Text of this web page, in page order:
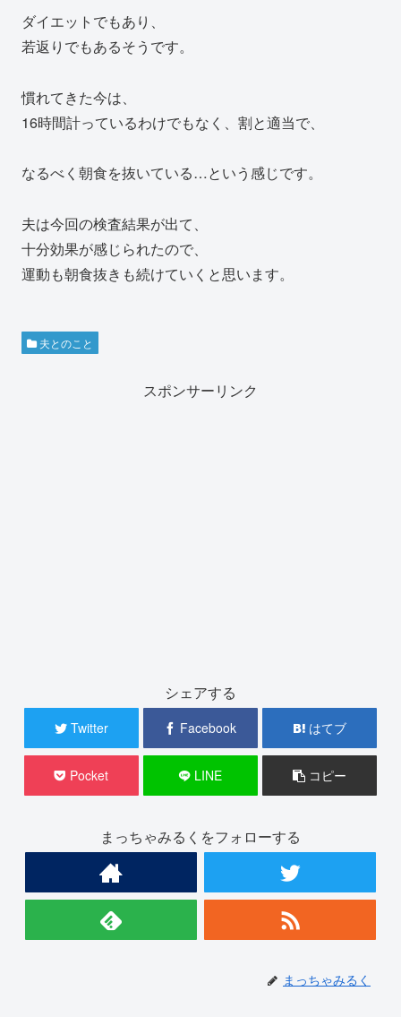
ダイエットでもあり、
若返りでもあるそうです。
慣れてきた今は、
16時間計っているわけでもなく、割と適当で、
なるべく朝食を抜いている…という感じです。
夫は今回の検査結果が出て、
十分効果が感じられたので、
運動も朝食抜きも続けていくと思います。
夫とのこと
スポンサーリンク
シェアする
Twitter Facebook はてブ
Pocket LINE コピー
まっちゃみるくをフォローする
まっちゃみるく